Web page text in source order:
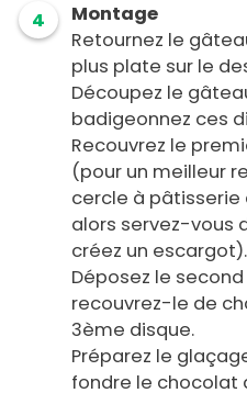
4
Montage
Retournez le
plus plate sur le
Découpez le
badigeonnez ces
Recouvrez le
(pour un meilleur
cercle à
alors servez-vous
créez un escargot).
Déposez le
recouvrez-le de
3ème disque.
Préparez le
fondre le chocolat